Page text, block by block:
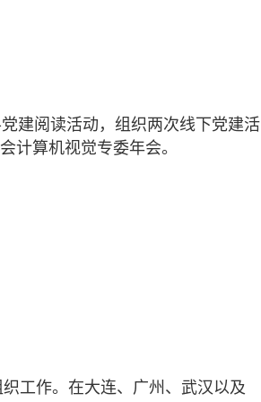
建阅读活动，组织两次线下党建活
计算机视觉专委年会。
工作。在大连、广州、武汉以及